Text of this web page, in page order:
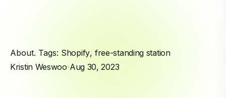
About. Tags: Shopify, free-standing station
Kristin Weswoo Aug 30, 2023